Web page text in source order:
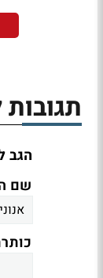
הגב
שם